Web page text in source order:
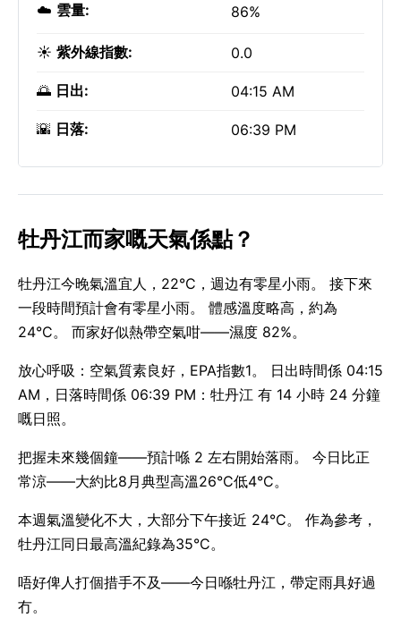
☁️ 雲量: 86%
☀️ 紫外線指數: 0.0
🌅 日出: 04:15 AM
🌇 日落: 06:39 PM
牡丹江而家嘅天氣係點？
牡丹江今晚氣溫宜人，22°C，週边有零星小雨。 接下來
一段時間預計會有零星小雨。 體感溫度略高，約為
24°C。 而家好似熱帶空氣咁——濕度 82%。
放心呼吸：空氣質素良好，EPA指數1。 日出時間係 04:15
AM，日落時間係 06:39 PM：牡丹江 有 14 小時 24 分鐘
嘅日照。
把握未來幾個鐘——預計喺 2 左右開始落雨。 今日比正
常涼——大約比8月典型高溫26°C低4°C。
本週氣溫變化不大，大部分下午接近 24°C。 作為參考，
牡丹江同日最高溫紀錄為35°C。
唔好俾人打個措手不及——今日喺牡丹江，帶定雨具好過
冇。